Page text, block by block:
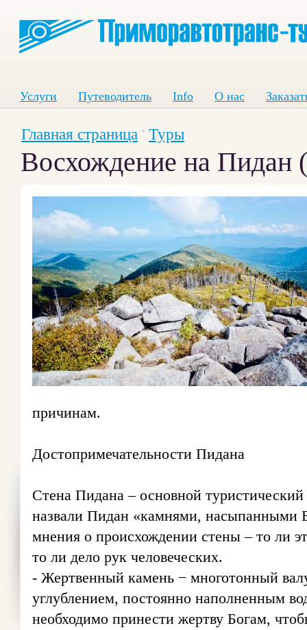
Услуги Путеводитель Info О нас
Главная страница Туры
Восхождение на Пидан
причинам.
Достопримечательности Пидана
Стена Пидана – основной
назвали Пидан «камнями, насыпанными
мнения о происхождении стены – то ли
то ли дело рук человеческих.
- Жертвенный камень − многотонный
углублением, постоянно наполненным
необходимо принести жертву Богам,